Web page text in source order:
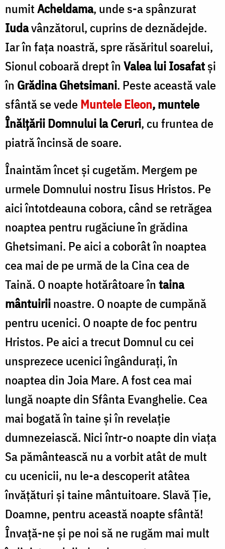
numitAcheldama, unde s-a spânzurat
Iudavânzătorul, cuprins de deznădejde.
Iar în faţa noastră, spre răsăritul soarelui,
Sionul coboară drept în Valea lui Iosafatşi
în Grădina Ghetsimani. Peste această vale
sfântă se vedeMuntele Eleon, muntele
Înălţării Domnului la Ceruri, cu fruntea de
piatră încinsă de soare.
Înaintăm încet şi cugetăm. Mergem pe
urmele Domnului nostru Iisus Hristos. Pe
aici întotdeauna cobora, când se retrăgea
noaptea pentru rugăciune în grădina
Ghetsimani. Pe aici a coborât în noaptea
cea mai de pe urmă de la Cina cea de
Taină. O noapte hotărâtoare în taina
mântuiriinoastre. O noapte de cum­pănă
pentru ucenici. O noapte de foc pentru
Hristos. Pe aici a trecut Domnul cu cei
unsprezece ucenici îngân­duraţi, în
noaptea din Joia Mare. A fost cea mai
lungă noapte din Sfânta Evanghelie. Cea
mai bogată în taine şi în revelaţie
dumnezeiască. Nici într-o noapte din viaţa
Sa pământească nu a vorbit atât de mult
cu ucenicii, nu le-a descoperit atâtea
învăţături şi taine mântuitoare. Slavă Ţie,
Doamne, pentru această noapte sfântă!
Învaţă-ne şi pe noi să ne rugăm mai mult